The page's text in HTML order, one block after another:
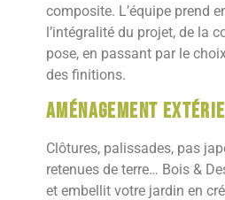
composite. L’équipe prend
l’intégralité du projet, de la
pose, en passant par le
des finitions.
Aménagement
Clôtures, palissades, pas
retenues de terre… Bois &
et embellit votre jardin en